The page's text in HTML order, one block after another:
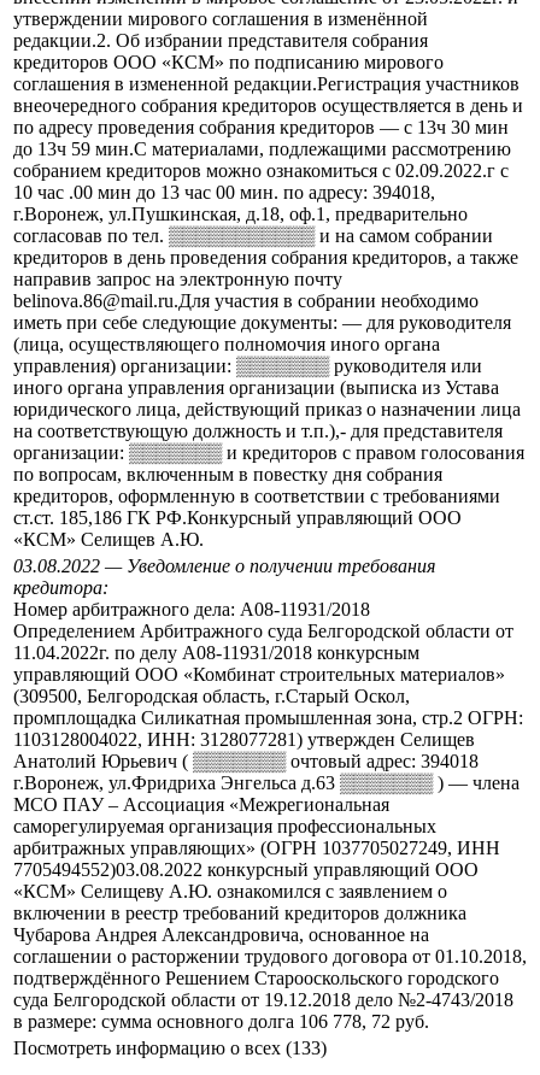
утверждении мирового соглашения в изменённой
редакции.2. Об избрании представителя собрания
кредиторов ООО «КСМ» по подписанию мирового
соглашения в измененной редакции.Регистрация участников
внеочередного собрания кредиторов осуществляется в день и
по адресу проведения собрания кредиторов — с 13ч 30 мин
до 13ч 59 мин.С материалами, подлежащими рассмотрению
собранием кредиторов можно ознакомиться с 02.09.2022.г с
10 час .00 мин до 13 час 00 мин. по адресу: 394018,
г.Воронеж, ул.Пушкинская, д.18, оф.1, предварительно
согласовав по тел. ▒▒▒▒▒▒▒▒▒▒▒ и на самом собрании
кредиторов в день проведения собрания кредиторов, а также
направив запрос на электронную почту
belinova.86@mail.ru.Для участия в собрании необходимо
иметь при себе следующие документы: — для руководителя
(лица, осуществляющего полномочия иного органа
управления) организации: ▒▒▒▒▒▒▒ руководителя или
иного органа управления организации (выписка из Устава
юридического лица, действующий приказ о назначении лица
на соответствующую должность и т.п.),- для представителя
организации: ▒▒▒▒▒▒▒ и кредиторов с правом голосования
по вопросам, включенным в повестку дня собрания
кредиторов, оформленную в соответствии с требованиями
ст.ст. 185,186 ГК РФ.Конкурсный управляющий ООО
«КСМ» Селищев А.Ю.
03.08.2022 — Уведомление о получении требования
кредитора:
Номер арбитражного дела: А08-11931/2018
Определением Арбитражного суда Белгородской области от
11.04.2022г. по делу А08-11931/2018 конкурсным
управляющий ООО «Комбинат строительных материалов»
(309500, Белгородская область, г.Старый Оскол,
промплощадка Силикатная промышленная зона, стр.2 ОГРН:
1103128004022, ИНН: 3128077281) утвержден Селищев
Анатолий Юрьевич ( ▒▒▒▒▒▒▒ очтовый адрес: 394018
г.Воронеж, ул.Фридриха Энгельса д.63 ▒▒▒▒▒▒▒ ) — члена
МСО ПАУ – Ассоциация «Межрегиональная
саморегулируемая организация профессиональных
арбитражных управляющих» (ОГРН 1037705027249, ИНН
7705494552)03.08.2022 конкурсный управляющий ООО
«КСМ» Селищеву А.Ю. ознакомился с заявлением о
включении в реестр требований кредиторов должника
Чубарова Андрея Александровича, основанное на
соглашении о расторжении трудового договора от 01.10.2018,
подтверждённого Решением Старооскольского городского
суда Белгородской области от 19.12.2018 дело №2-4743/2018
в размере: сумма основного долга 106 778, 72 руб.
Посмотреть информацию о всех (133)